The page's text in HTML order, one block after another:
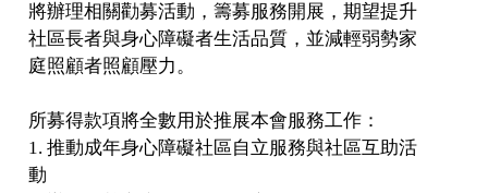
將辦理相關勸募活動，籌募服務開展，期望提升
社區長者與身心障礙者生活品質，並減輕弱勢家
庭照顧者照顧壓力。
所募得款項將全數用於推展本會服務工作：
1. 推動成年身心障礙社區自立服務與社區互助活
動